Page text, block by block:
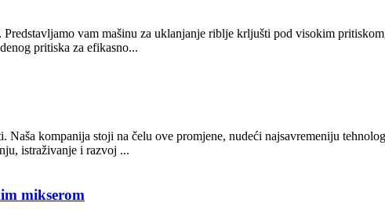
vam mašinu za uklanjanje riblje krljušti pod visokim
pritiska za efikasno...
kompanija stoji na čelu ove promjene, nudeći najsavremeniju
istraživanje i razvoj ...
mikserom